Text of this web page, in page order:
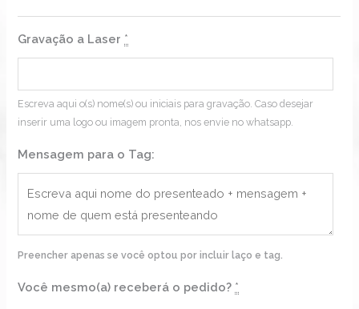
Gravação a Laser *
Escreva aqui o(s) nome(s) ou iniciais para gravação. Caso desejar
inserir uma logo ou imagem pronta, nos envie no whatsapp.
Mensagem para o Tag:
Preencher apenas se você optou por incluir laço e tag.
Você mesmo(a) receberá o pedido? *